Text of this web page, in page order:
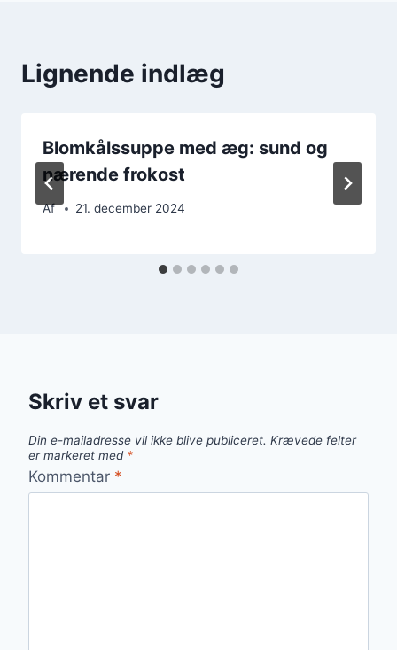
Lignende indlæg
Blomkålssuppe med æg: sund og
nærende frokost
Af 21. december 2024
Skriv et svar
Din e-mailadresse vil ikke blive publiceret. Krævede felter
er markeret med *
Kommentar *